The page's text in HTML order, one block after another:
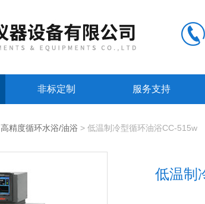
非标定制 服务支持
高精度循环水浴/油浴 > 低温制冷型循环油浴CC-515w
低温制